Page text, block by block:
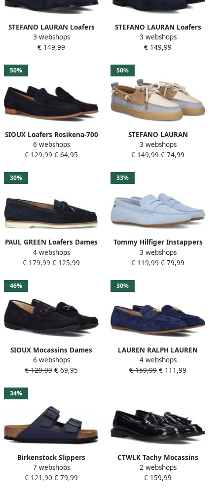
STEFANO LAURAN Loafers
Dames Gr8020 Maat: 39
Materiaal: Suède Kleur:
3 webshops
€ 149,99
STEFANO LAURAN Loafers
Dames E2574 Maat: 42
Materiaal: Suède Kleur:
3 webshops
€ 149,99
50%
SIOUX Loafers Rosikena-700
Maat: 37 5 Materiaal: Suède
Kleur: Blauw
6 webshops
€ 129,99 € 64,95
50%
STEFANO LAURAN
Instappers Dames Silk-06
Maat: 37 Materiaal: Leer
3 webshops
€ 149,99 € 74,99
30%
PAUL GREEN Loafers Dames
1202 Maat: 40 5 Materiaal:
Suède Kleur: Blauw
4 webshops
€ 179,99 € 125,99
33%
Tommy Hilfiger Instappers
FLAG SOFT SUEDE DRIVER
LOAFER
3 webshops
€ 119,99 € 79,99
46%
SIOUX Mocassins Dames
Cortizia Maat: 37 Materiaal:
Suède Kleur: Blauw
6 webshops
€ 129,99 € 69,95
30%
LAUREN RALPH LAUREN
Loafers Dames Averi Iii Flats
Maat: 40 Materiaal: Suède
4 webshops
€ 159,99 € 111,99
34%
Birkenstock Slippers
ARIZONA BF in
schoenwijdte smal met
7 webshops
€ 121,90 € 79,99
CTWLK Tachy Mocassins
Dames Instappers Blauw
2 webshops
€ 159,99